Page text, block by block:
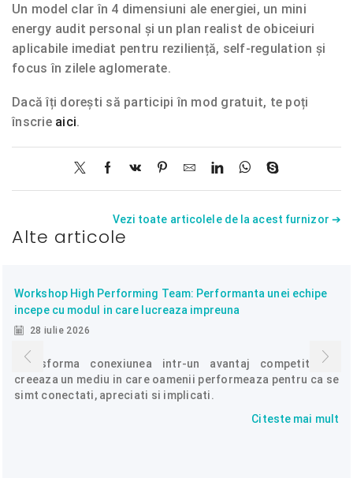
Un model clar în 4 dimensiuni ale energiei, un mini
energy audit personal și un plan realist de obiceiuri
aplicabile imediat pentru reziliență, self-regulation și
focus în zilele aglomerate.
Dacă îți dorești să participi în mod gratuit, te poți
înscrie aici.
Vezi toate articolele de la acest furnizor ➔
Alte articole
Workshop High Performing Team: Performanta unei echipe
incepe cu modul in care lucreaza impreuna
28 iulie 2026
Transforma conexiunea intr-un avantaj competitiv si
creeaza un mediu in care oamenii performeaza pentru ca se
simt conectati, apreciati si implicati.
Citeste mai mult